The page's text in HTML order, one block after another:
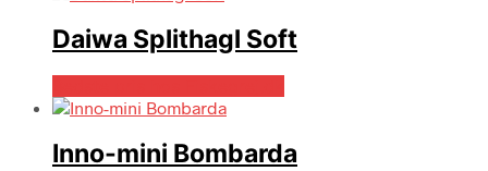
Daiwa Splithagl Soft
Inno-mini Bombarda